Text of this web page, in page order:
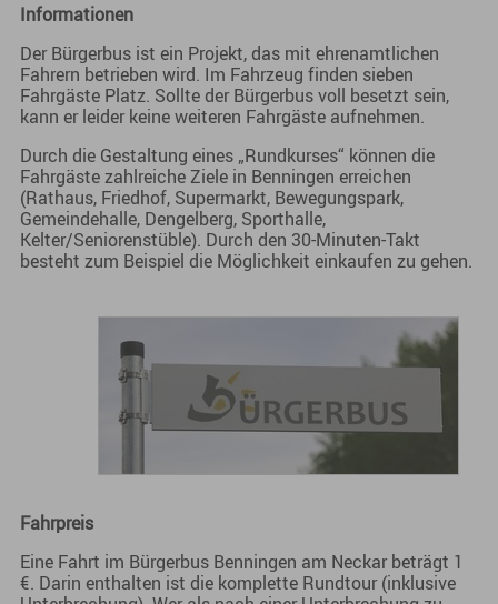
Informationen
Der Bürgerbus ist ein Projekt, das mit ehrenamtlichen
Fahrern betrieben wird. Im Fahrzeug finden sieben
Fahrgäste Platz. Sollte der Bürgerbus voll besetzt sein,
kann er leider keine weiteren Fahrgäste aufnehmen.
Durch die Gestaltung eines „Rundkurses“ können die
Fahrgäste zahlreiche Ziele in Benningen erreichen
(Rathaus, Friedhof, Supermarkt, Bewegungspark,
Gemeindehalle, Dengelberg, Sporthalle,
Kelter/Seniorenstüble). Durch den 30-Minuten-Takt
besteht zum Beispiel die Möglichkeit einkaufen zu gehen.
Fahrpreis
Eine Fahrt im Bürgerbus Benningen am Neckar beträgt 1
€. Darin enthalten ist die komplette Rundtour (inklusive